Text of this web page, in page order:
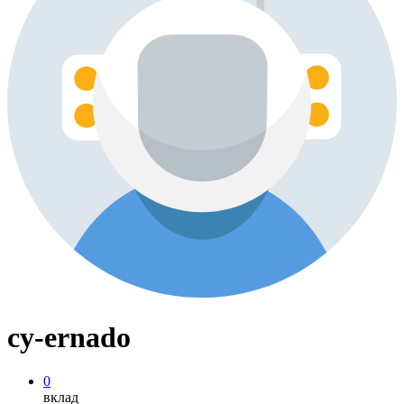
cy-ernado
0
вклад